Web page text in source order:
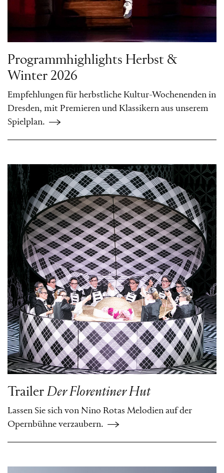
Programmhighlights Herbst &
Winter 2026
Empfehlungen für herbstliche Kultur-Wochenenden in
Dresden, mit Premieren und Klassikern aus unserem
Spielplan.
Trailer Der Florentiner Hut
Lassen Sie sich von Nino Rotas Melodien auf der
Opernbühne verzaubern.